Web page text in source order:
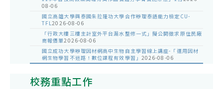
08-06
國立高雄大學與泰國朱拉隆功大學合作辦理泰語能力檢定CU-
TFL2026-08-06
「行政大樓三樓主計室外平台漏水整修一式」擬公開徵求原住民廠
商報價單2026-08-06
國立成功大學辦理因材網高中生物自主學習線上講座-「運用因材
網生物學習不迷路！數位課程有效學習」 2026-08-06
校務重點工作